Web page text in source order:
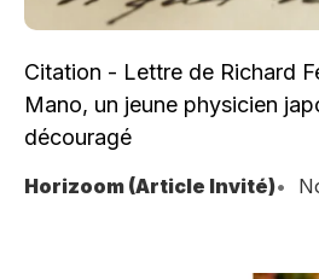
Citation - Lettre de Richard
Mano, un jeune physicien
découragé
Horizoom (Article Invité)